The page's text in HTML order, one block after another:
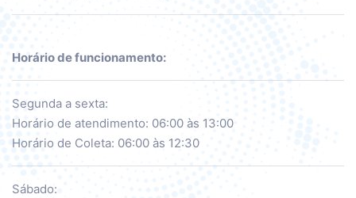
Horário de funcionamento:
Segunda a sexta:
Horário de atendimento: 06:00 às 13:00
Horário de Coleta: 06:00 às 12:30
Sábado: